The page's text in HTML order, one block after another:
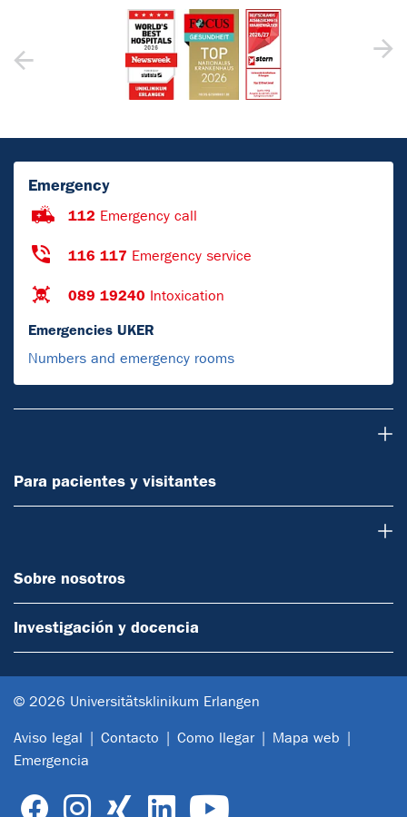
Emergency
112 Emergency call
116 117 Emergency service
089 19240 Intoxication
Emergencies UKER
Numbers and emergency rooms
Para pacientes y visitantes
Sobre nosotros
Investigación y docencia
© 2026 Universitätsklinikum Erlangen
Aviso legal Contacto Como llegar
Mapa web
Emergencia